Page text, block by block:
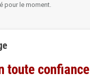
pour le moment.
toute confiance